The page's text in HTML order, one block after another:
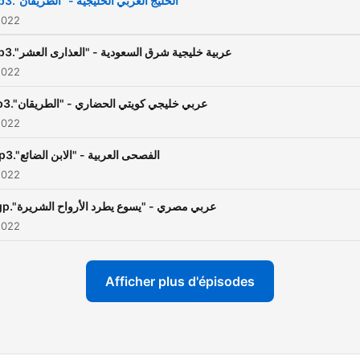
(البلوشية) ، البلوتشي القشرة
مكراني ، الصينية (الماندرين)
News","Gospel Song"-in
Arab Emirates"== Standard
Arabic Gulf Eastern Saudi
Arabia, UAE-Bedouin, Mid-
mp3."عربية خليجية شرق السعودية - "العذارى العشر
mp3."عربي خليجي كويتي الحضاري - "الطريقان
mp3."الفصحى العربية - "الابن الضائع
3gp."عربي مصري - "يسوع يطرد الأرواح الشريرة
Afficher plus d'épisodes